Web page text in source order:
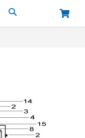
Cautare